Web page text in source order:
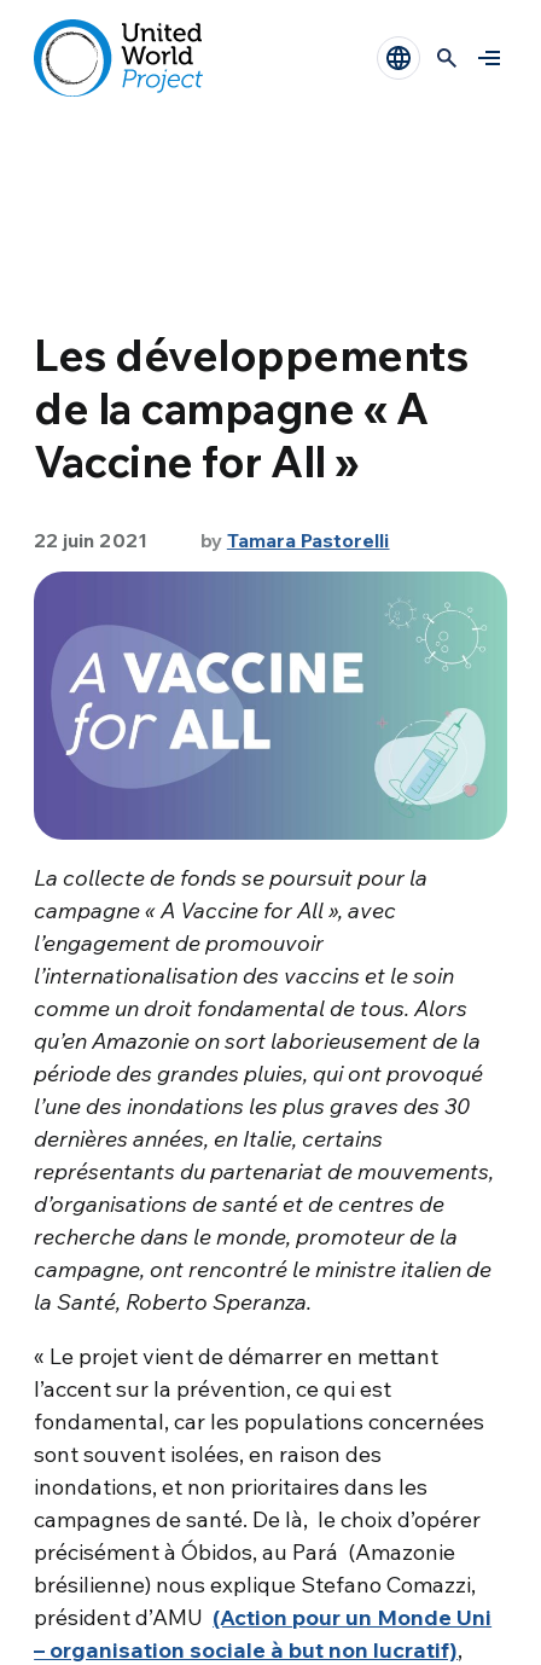
Les développements
de la campagne « A
Vaccine for All »
22 juin 2021 by Tamara Pastorelli
La collecte de fonds se poursuit pour la
campagne « A Vaccine for All », avec
l’engagementde promouvoir
l’internationalisation des vaccins et le soin
comme un droit fondamental de tous. Alors
qu’en Amazonie on sort laborieusement de la
période des grandes pluies, qui ont provoqué
l’une des inondations les plus graves des 30
dernières années, en Italie, certains
représentants du partenariat demouvements,
d’organisations de santé et de centres de
recherche dans le monde, promoteur de la
campagne, ont rencontré le ministre italien de
la Santé, Roberto Speranza.
« Le projet vient de démarrer en mettant
l’accent sur la prévention, ce qui est
fondamental, car les populations concernées
sont souvent isolées, en raison des
inondations, et non prioritaires dans les
campagnes de santé. De là, le choix d’opérer
précisément à Óbidos, au Pará (Amazonie
brésilienne) nous explique Stefano Comazzi,
président d’AMU (Action pour un Monde Uni
– organisation sociale à but non lucratif),